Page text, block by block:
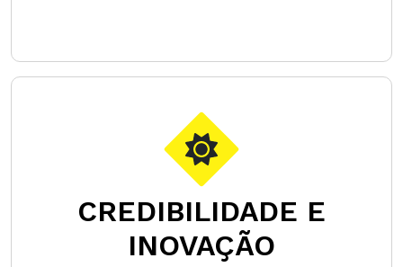
CREDIBILIDADE E
INOVAÇÃO